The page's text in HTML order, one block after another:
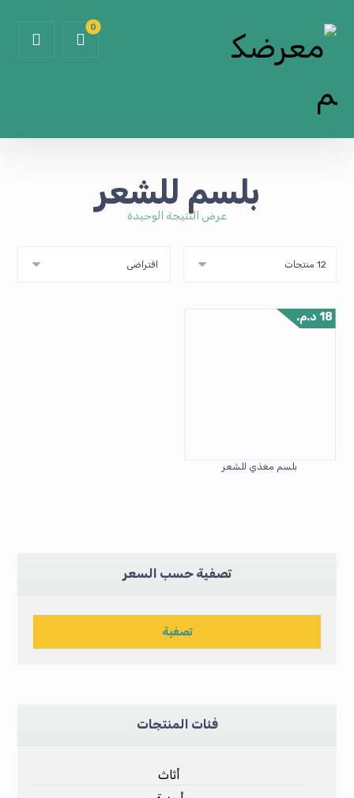
بلسم للشعر
عرض النتيجة الوحيدة
بلسم مغذي للشعر
18 د.م.
تصفية حسب السعر
تصفية
فئات المنتجات
أثاث